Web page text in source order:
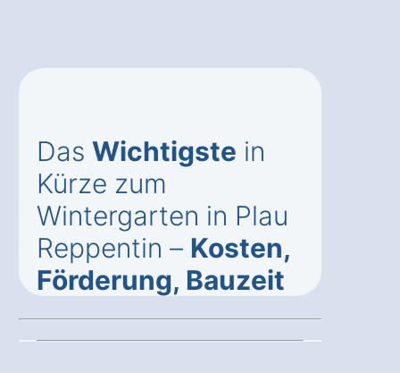
Das Wichtigste in
Kürze zum
Wintergarten in Plau
Reppentin – Kosten,
Förderung, Bauzeit